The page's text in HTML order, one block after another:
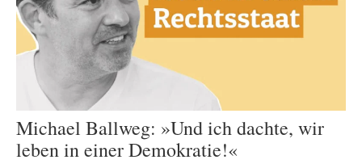
Michael Ballweg: »Und ich dachte, wir
leben in einer Demokratie!«